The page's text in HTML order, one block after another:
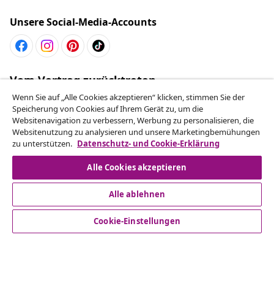
Unsere Social-Media-Accounts
Vom Vertrag zurücktreten
Reiche einen Widerrufsantrag für deine Bestellung
ein.
Vom Vertrag zurücktreten
Business
Wenn Sie auf „Alle Cookies akzeptieren“ klicken, stimmen Sie der
Speicherung von Cookies auf Ihrem Gerät zu, um die
Websitenavigation zu verbessern, Werbung zu personalisieren, die
Websitenutzung zu analysieren und unsere Marketingbemühungen
zu unterstützen. Datenschutz- und Cookie-Erklärung
Alle Cookies akzeptieren
Alle ablehnen
Cookie-Einstellungen